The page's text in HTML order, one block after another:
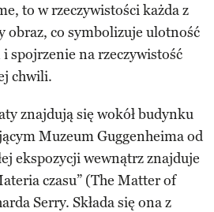
to w rzeczywistości każda z
obraz, co symbolizuje ulotność
spojrzenie na rzeczywistość
chwili.
znajdują się wokół budynku
Muzeum Guggenheima od
ekspozycji wewnątrz znajduje
czasu” (The Matter of
Serry. Składa się ona z